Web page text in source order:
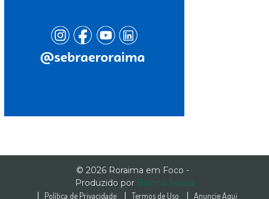
© 2026 Roraima em Foco -
Produzido por Branco Sousa
Política de Privacidade Termos de Uso Anuncie Aqui